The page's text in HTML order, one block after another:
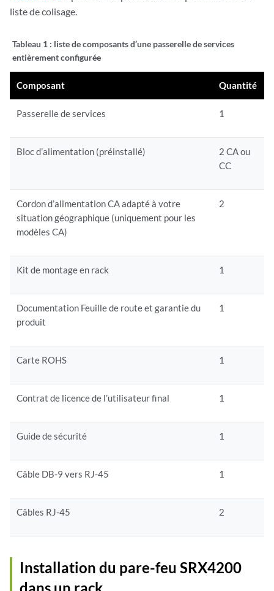
liste de colisage.
Tableau 1 : liste de composants d’une passerelle de services
entièrement configurée
Composant Quantité
Passerelle de services 1
Bloc d’alimentation (préinstallé)
2 CA ou
CC
Cordon d’alimentation CA adapté à votre
situation géographique (uniquement pour les
modèles CA)
2
Kit de montage en rack 1
Documentation Feuille de route et garantie du
produit
1
Carte ROHS 1
Contrat de licence de l’utilisateur final 1
Guide de sécurité 1
Câble DB-9 vers RJ-45 1
Câbles RJ-45 2
Installation du pare-feu SRX4200